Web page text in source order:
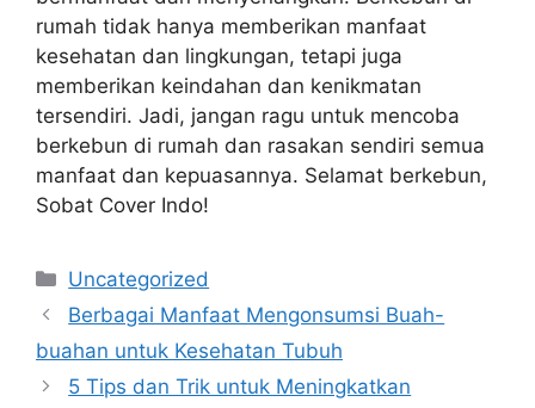
rumah tidak hanya memberikan manfaat
kesehatan dan lingkungan, tetapi juga
memberikan keindahan dan kenikmatan
tersendiri. Jadi, jangan ragu untuk mencoba
berkebun di rumah dan rasakan sendiri semua
manfaat dan kepuasannya. Selamat berkebun,
Sobat Cover Indo!
Categories
Uncategorized
Berbagai Manfaat Mengonsumsi Buah-
buahan untuk Kesehatan Tubuh
5 Tips dan Trik untuk Meningkatkan